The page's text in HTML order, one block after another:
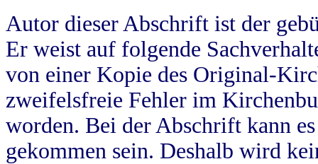
Autor dieser Abschrift ist der
Er weist auf folgende
von einer Kopie des Original-
zweifelsfreie Fehler im
worden. Bei der Abschrift kann
gekommen sein. Deshalb wird